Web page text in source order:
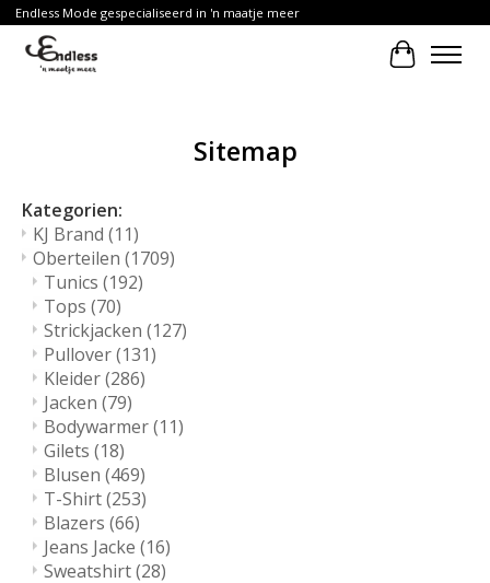
Endless Mode gespecialiseerd in 'n maatje meer
Ihr
Sitemap
Kategorien:
KJ Brand (11)
Oberteilen (1709)
Tunics (192)
Tops (70)
Strickjacken (127)
Pullover(131)
Kleider(286)
Jacken (79)
Bodywarmer(11)
Gilets (18)
Blusen (469)
T-Shirt(253)
Blazers (66)
Jeans Jacke (16)
Sweatshirt(28)